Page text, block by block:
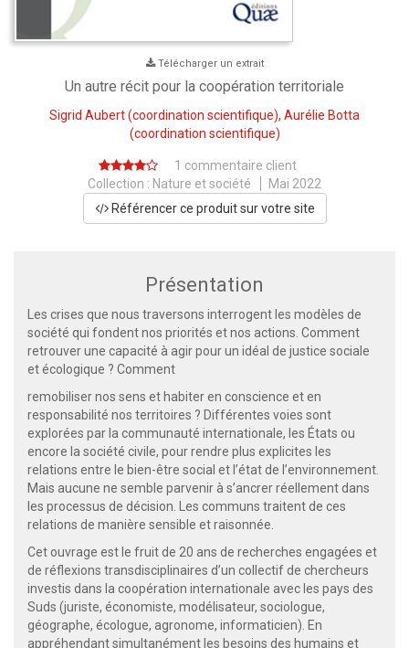
Télécharger un extrait
Un autre récit pour la coopération territoriale
Sigrid Aubert(coordination scientifique), Aurélie Botta
(coordination scientifique)
1 commentaire client
Collection : Nature et société
Mai 2022
Référencer ce produit sur votre site
Présentation
Les crises que nous traversons interrogent les modèles de
société qui fondent nos priorités et nos actions. Comment
retrouver une capacité à agir pour un idéal de justice sociale
et écologique ? Comment
remobiliser nos sens et habiter en conscience et en
responsabilité nos territoires ? Différentes voies sont
explorées par la communauté internationale, les États ou
encore la société civile, pour rendre plus explicites les
relations entre le bien-être social et l’état de l’environnement.
Mais aucune ne semble parvenir à s’ancrer réellement dans
les processus de décision. Les communs traitent de ces
relations de manière sensible et raisonnée.
Cet ouvrage est le fruit de 20 ans de recherches engagées et
de réflexions transdisciplinaires d’un collectif de chercheurs
investis dans la coopération internationale avec les pays des
Suds (juriste, économiste, modélisateur, sociologue,
géographe, écologue, agronome, informaticien). En
appréhendant simultanément les besoins des humains et